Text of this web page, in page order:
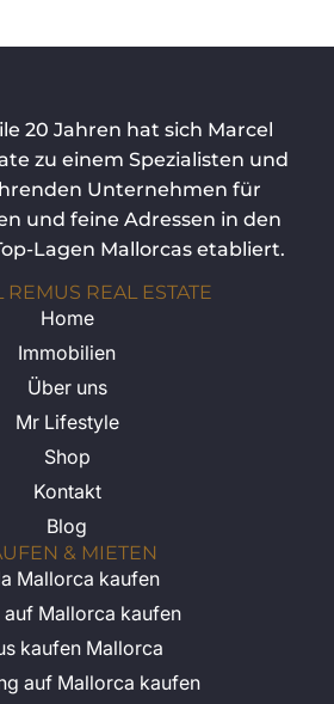
20 Jahren hat sich Marcel
zu einem Spezialisten und
Unternehmen für
und feine Adressen in den
Lagen Mallorcas etabliert.
REMUS REAL ESTATE
Home
Immobilien
Über uns
Mr Lifestyle
Shop
Kontakt
Blog
& MIETEN
Mallorca kaufen
auf Mallorca kaufen
kaufen Mallorca
auf Mallorca kaufen